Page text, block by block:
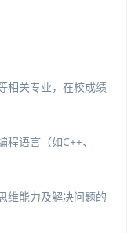
相关专业，在校成绩
语言（如C++、
维能力及解决问题的